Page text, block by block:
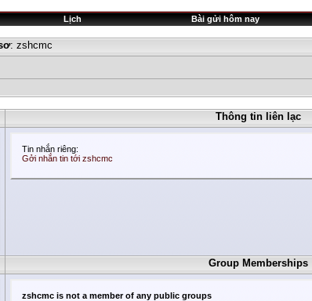
Lịch Bài gửi hôm nay
: zshcmc
Thông tin liên lạc
Tin nhắn riêng:
Gởi nhắn tin tới zshcmc
Group Memberships
zshcmc is not a member of any public groups